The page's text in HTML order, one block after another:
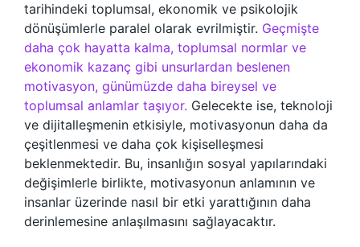
tarihindeki toplumsal, ekonomik ve psikolojik
dönüşümlerle paralel olarak evrilmiştir. Geçmişte
daha çok hayatta kalma, toplumsal normlar ve
ekonomik kazanç gibi unsurlardan beslenen
motivasyon, günümüzde daha bireysel ve
toplumsal anlamlar taşıyor. Gelecekte ise, teknoloji
ve dijitalleşmenin etkisiyle, motivasyonun daha da
çeşitlenmesi ve daha çok kişiselleşmesi
beklenmektedir. Bu, insanlığın sosyal yapılarındaki
değişimlerle birlikte, motivasyonun anlamının ve
insanlar üzerinde nasıl bir etki yarattığının daha
derinlemesine anlaşılmasını sağlayacaktır.